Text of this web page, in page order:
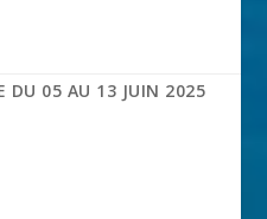
DU 05 AU 13 JUIN 2025